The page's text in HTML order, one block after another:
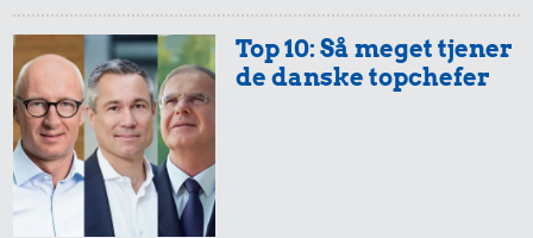
Top 10: Så meget tjener
de danske topchefer